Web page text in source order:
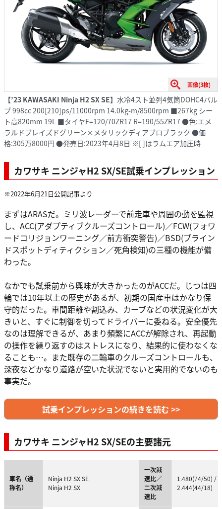
画像(3枚)
【’23 KAWASAKI Ninja H2 SX SE】 水冷4スト並列4気筒DOHC4バル
ブ 998cc 200[210]ps/11000rpm 14.0kg-m/8500rpm ■267kg シー
ト高820mm 19L ■タイヤF=120/70ZR17 R=190/55ZR17 ●色:エメ
ラルドブレイズドグリーン×メタリックディアブロブラック ●価
格:305万8000円 ●発売日:2023年4月8日 ※[ ]はラムエア加圧時
カワサキ ニンジャH2 SX/SE試乗インプレッション
※2022年6月21日公開記事より
まずはARASだ。ミリ波レーダーで前走車や周囲の動を監視
し、ACC(アダプティブクルーズコントロール)／FCW(フォワ
ードコリジョンワーニング／前方衝突警告)／BSD(ブライン
ドスポットディティクション／死角検知)の三種の機能が備
わった。
なかでも試乗前から興味が大きかったのがACCだ。じつは四
輪では10年以上の歴史があるが、初期の国産車はかなり保
守的だった。車間距離や割込み、カーブなどの状況変化が大
きいと、すぐに制御を切ってドライバーに委ねる。安全優先
なのは理解できるが、あまり頻繁にACCが解除され、再起動
の操作を繰り返すのはストレスになり、結果的に使わなくな
ることも…。また既存の二輪車のクルーズコントロールも、
深夜などかなり道路が空いた状況でないと実用的でないのも
事実だ。
試乗インプレッションの続きを読む >>
カワサキ ニンジャH2 SX/SEの主要諸元
車名（通
称名）
Ninja H2 SX SE
Ninja H2 SX
一次減
速比／
二次減
速比
1.480(74/50) /
2.444(44/18)